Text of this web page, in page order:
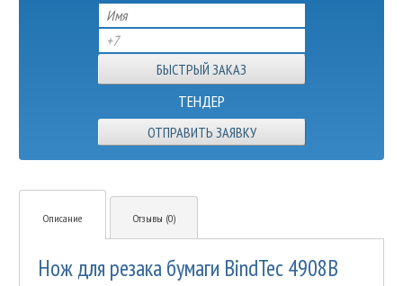
ТЕНДЕР
ОТПРАВИТЬ ЗАЯВКУ
Описание Отзывы (0)
Нож для резака бумаги BindTec 4908B